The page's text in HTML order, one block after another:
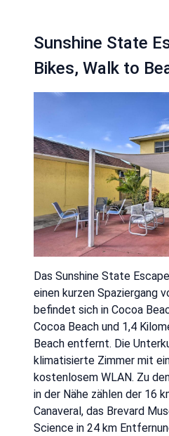
Sunshine State
Bikes, Walk to
Das Sunshine State
einen kurzen Spaziergang
befindet sich in Cocoa
Cocoa Beach und 1,4
Beach entfernt. Die
klimatisierte Zimmer mit
kostenlosem WLAN. Zu
in der Nähe zählen der 16
Canaveral, das Brevard
Science in 24 km